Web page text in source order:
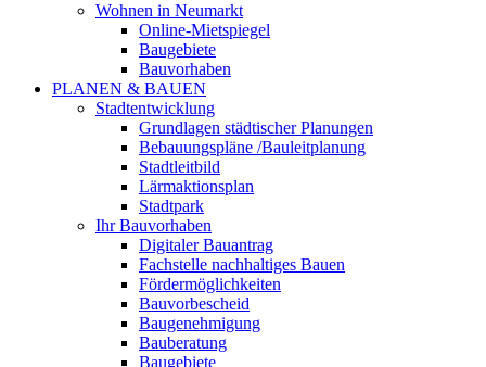
Wohnen in Neumarkt
Online-Mietspiegel
Baugebiete
Bauvorhaben
PLANEN & BAUEN
Stadtentwicklung
Grundlagen städtischer Planungen
Bebauungspläne /Bauleitplanung
Stadtleitbild
Lärmaktionsplan
Stadtpark
Ihr Bauvorhaben
Digitaler Bauantrag
Fachstelle nachhaltiges Bauen
Fördermöglichkeiten
Bauvorbescheid
Baugenehmigung
Bauberatung
Baugebiete